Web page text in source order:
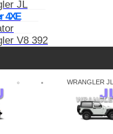
JL
4XE
V8 392
WRANGLER JL